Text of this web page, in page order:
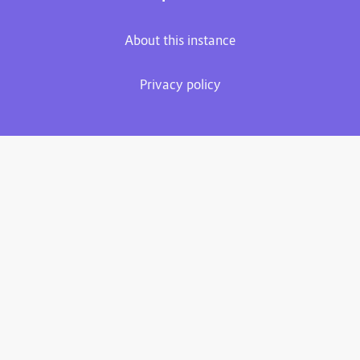
About this instance
Privacy policy